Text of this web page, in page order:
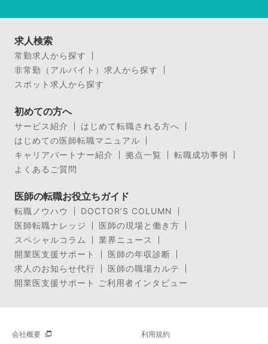
求人検索
常勤求人から探す
非常勤（アルバイト）求人から探す
スポット求人から探す
初めての方へ
サービス紹介
はじめて転職される方へ
はじめての医師転職マニュアル
キャリアパートナー紹介
拠点一覧
転職成功事例
よくあるご質問
医師の転職お役立ちガイド
転職ノウハウ
DOCTOR’S COLUMN
医師転職ナレッジ
医師の現場と働き方
スペシャルコラム
業界ニュース
開業医支援サポート
医師の年収診断
求人のお知らせ代行
医師の職場カルテ
開業医支援サポート ご利用者インタビュー
会社概要 利用規約